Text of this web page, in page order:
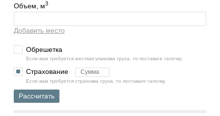
Объем, м3
Добавить место
Обрешетка
Если вам требуется жесткая упаковка груза, то поставьте галочку.
Страхование
Если вам требуется страховка груза, то поставьте галочку.
Рассчитать